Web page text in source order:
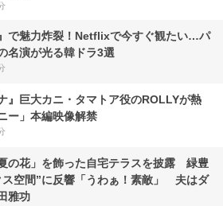
』で魅力炸裂！Netflixで今すぐ観たい…パ
名演が光る韓ドラ3選
』巨大カニ・タマトア役のROLLYが熱
ー」本編映像解禁
の花」を飾った自宅テラスを披露 緑豊
ス空間”に反響「うわぁ！素敵」 夫はダ
雅功